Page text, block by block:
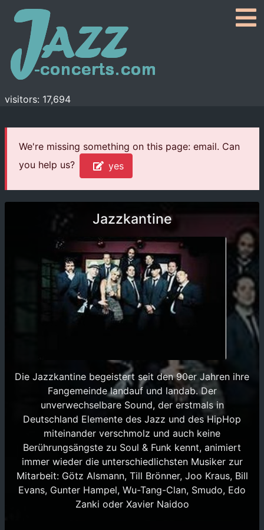
visitors: 17,694
We're missing something on this page: email. Can
you help us?
yes
Jazzkantine
Die Jazzkantine begeistert seit den 90er Jahren ihre
Fangemeinde landauf und landab. Der
unverwechselbare Sound, der erstmals in
Deutschland Elemente des Jazz und des HipHop
miteinander verschmolz und auch keine
Berührungsängste zu Soul & Funk kennt, animiert
immer wieder die unterschiedlichsten Musiker zur
Mitarbeit: Götz Alsmann, Till Brönner, Joo Kraus, Bill
Evans, Gunter Hampel, Wu-Tang-Clan, Smudo, Edo
Zanki oder Xavier Naidoo